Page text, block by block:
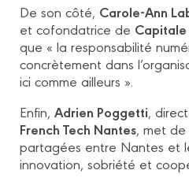
De son côté, Carole-Ann
et cofondatrice de
que « la responsabilité
concrètement dans
ici comme ailleurs ».
Enfin, Adrien Poggetti,
French Tech Nantes, met de
partagées entre Nantes et
innovation, sobriété et